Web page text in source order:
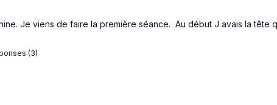
Je viens de faire la première séance. Au début J avais la tête
(3)